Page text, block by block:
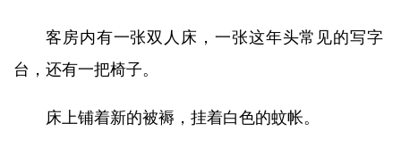
客房内有一张双人床，一张这年头常见的写字
台，还有一把椅子。
床上铺着新的被褥，挂着白色的蚊帐。